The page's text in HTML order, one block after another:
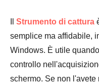
Strumento di cattura
semplice ma affidabile,
Windows. È utile
controllo
schermo. Se non